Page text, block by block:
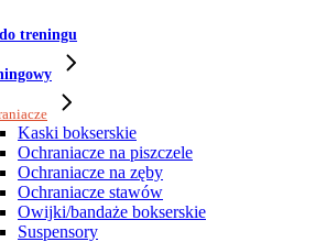
treningu
Kaski bokserskie
Ochraniacze na piszczele
Ochraniacze na zęby
Ochraniacze stawów
Owijki/bandaże bokserskie
Suspensory